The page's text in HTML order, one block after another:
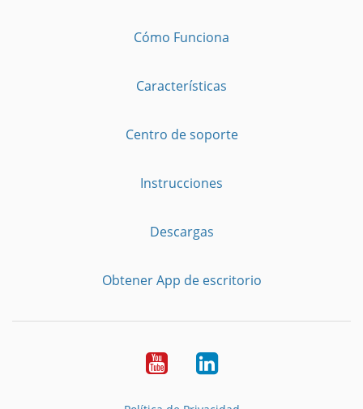
Cómo Funciona
Características
Centro de soporte
Instrucciones
Descargas
Obtener App de escritorio
YouTubeLinkedIn